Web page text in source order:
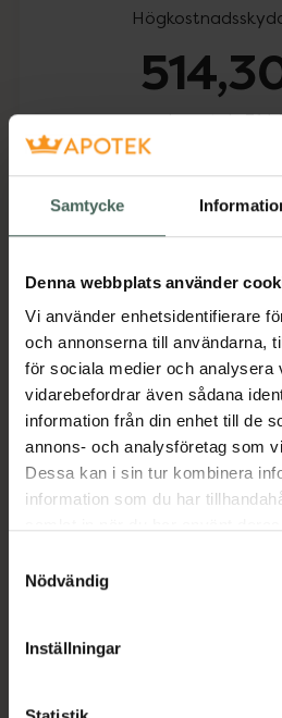
Samtycke
Denna webbplats använder
Vi använder enhetsidentifierare
och annonserna till användarna,
för sociala medier och analysera
vidarebefordrar även sådana
information från din enhet till de
annons- och analysföretag som
Dessa kan i sin tur kombinera
information som du har
återkalla ditt samtycke via
cookieinställningar. Ett
lagligheten av behandling som
Nödvändig
Inställningar
I apotek:
Köp via ditt
Beskrivning
Läs alltid
användning.
EAN:
05055565747735